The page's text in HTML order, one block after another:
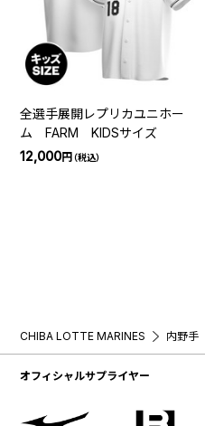
全選手展開レプリカユニホー
ム FARM KIDSサイズ
12,000円（税込）
CHIBA LOTTE MARINES 内野手
オフィシャルサプライヤー